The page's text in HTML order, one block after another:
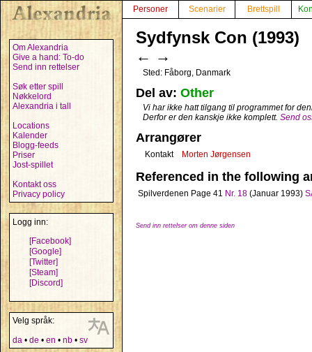
Om Alexandria
Give a hand: To-do
Send inn rettelser
Søk etter spill
Nøkkelord
Alexandria i tall
Locations
Kalender
Blogg-feeds
Priser
Jost-spillet
Kontakt oss
Privacy policy
Logg inn:
[Facebook]
[Google]
[Twitter]
[Steam]
[Discord]
Velg språk:
da • de • en • nb • sv
Personer Scenarier Brettspill
Sydfynsk Con (1993)
← →
Sted: Fåborg, Danmark
Del av: Other
Vi har ikke hatt tilgang til programmet for
Derfor er den kanskje ikke komplett. Send
Arrangører
Kontakt Morten Jørgensen
Referenced in the following
Spilverdenen Page 41 Nr. 18 (Januar 1993)
Send inn rettelser om denne siden